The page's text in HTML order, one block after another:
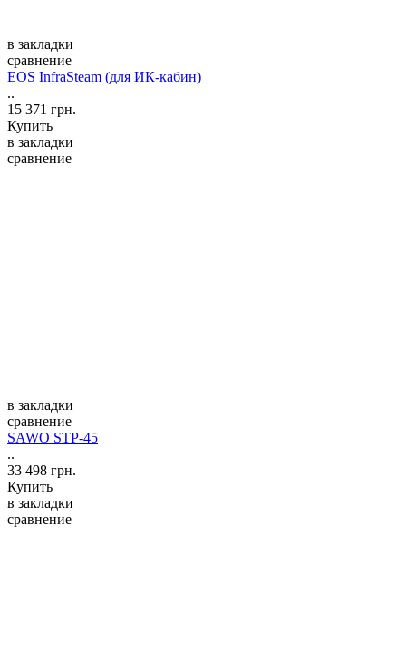
в закладки
сравнение
EOS InfraSteam (для ИК-кабин)
..
15 371 грн.
Купить
в закладки
сравнение
в закладки
сравнение
SAWO STP-45
..
33 498 грн.
Купить
в закладки
сравнение